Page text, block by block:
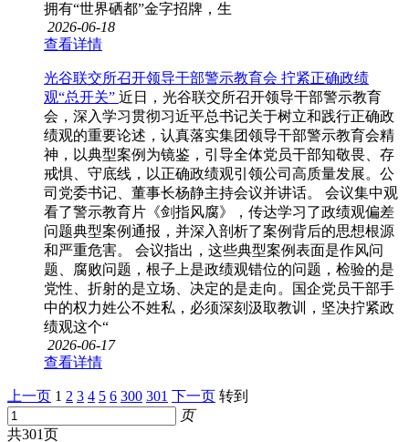
拥有“世界硒都”金字招牌，生
2026-06-18
查看详情
光谷联交所召开领导干部警示教育会 拧紧正确政绩
观“总开关” 近日，光谷联交所召开领导干部警示教育
会，深入学习贯彻习近平总书记关于树立和践行正确政
绩观的重要论述，认真落实集团领导干部警示教育会精
神，以典型案例为镜鉴，引导全体党员干部知敬畏、存
戒惧、守底线，以正确政绩观引领公司高质量发展。公
司党委书记、董事长杨静主持会议并讲话。 会议集中观
看了警示教育片《剑指风腐》，传达学习了政绩观偏差
问题典型案例通报，并深入剖析了案例背后的思想根源
和严重危害。 会议指出，这些典型案例表面是作风问
题、腐败问题，根子上是政绩观错位的问题，检验的是
党性、折射的是立场、决定的是走向。国企党员干部手
中的权力姓公不姓私，必须深刻汲取教训，坚决拧紧政
绩观这个“
2026-06-17
查看详情
上一页 1 2 3 4 5 6 300 301 下一页 转到
页
共301页